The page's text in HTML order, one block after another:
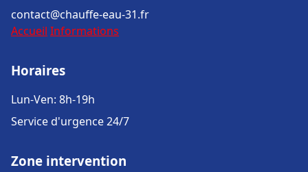
contact@chauffe-eau-31.fr
Accueil Informations
Horaires
Lun-Ven: 8h-19h
Service d'urgence 24/7
Zone intervention